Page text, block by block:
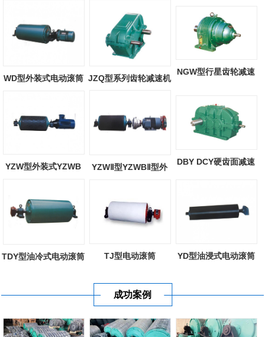
WD型外装式电动滚筒 JZQ型系列齿轮减速机
NGW型行星齿轮减速
YZW型外装式YZWB
YZWⅡ型YZWBⅡ型外
DBY DCY硬齿面减速
TDY型油冷式电动滚筒 TJ型电动滚筒 YD型油浸式电动滚筒
成功案例